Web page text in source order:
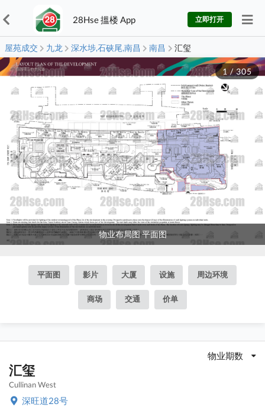
28Hse 搵楼 App 立即打开
屋苑成交 九龙 深水埗,石硖尾,南昌 南昌 汇玺
物业布局图 平面图
1/305
平面图 影片 大厦 设施 周边环境
商场 交通 价单
物业期数
汇玺
Cullinan West
深旺道28号